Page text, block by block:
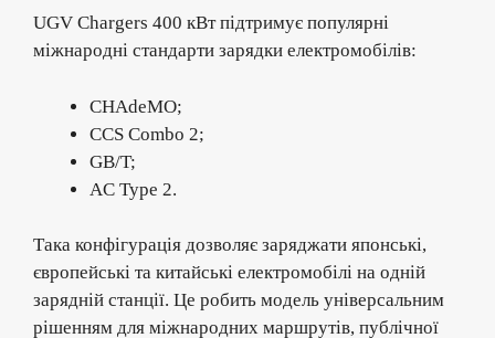
UGV Chargers 400 кВт підтримує популярні
міжнародні стандарти зарядки електромобілів:
CHAdeMO;
CCS Combo 2;
GB/T;
AC Type 2.
Така конфігурація дозволяє заряджати японські,
європейські та китайські електромобілі на одній
зарядній станції. Це робить модель універсальним
рішенням для міжнародних маршрутів, публічної